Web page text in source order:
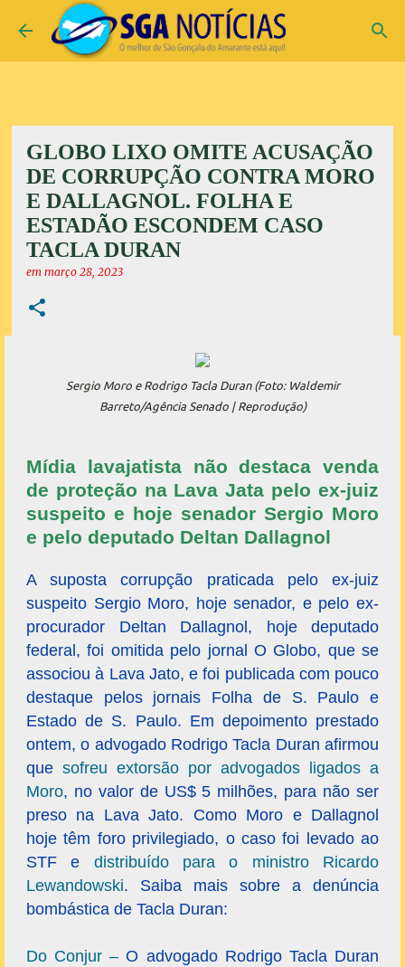
Pular para o conteúdo principal
GLOBO LIXO OMITE ACUSAÇÃO
DE CORRUPÇÃO CONTRA MORO
E DALLAGNOL. FOLHA E
ESTADÃO ESCONDEM CASO
TACLA DURAN
em março 28, 2023
Sergio Moro e Rodrigo Tacla Duran (Foto: Waldemir
Barreto/Agência Senado | Reprodução)
Mídia lavajatista não destaca venda
de proteção na Lava Jata pelo ex-juiz
suspeito e hoje senador Sergio Moro
e pelo deputado Deltan Dallagnol
A suposta corrupção praticada pelo ex-juiz
suspeito Sergio Moro, hoje senador, e pelo ex-
procurador Deltan Dallagnol, hoje deputado
federal, foi omitida pelo jornal O Globo, que se
associou à Lava Jato, e foi publicada com pouco
destaque pelos jornais Folha de S. Paulo e
Estado de S. Paulo. Em depoimento prestado
ontem, o advogado Rodrigo Tacla Duran afirmou
que sofreu extorsão por advogados ligados a
Moro, no valor de US$ 5 milhões, para não ser
preso na Lava Jato. Como Moro e Dallagnol
hoje têm foro privilegiado, o caso foi levado ao
STF e distribuído para o ministro Ricardo
Lewandowski. Saiba mais sobre a denúncia
bombástica de Tacla Duran:
Do Conjur – O advogado Rodrigo Tacla Duran